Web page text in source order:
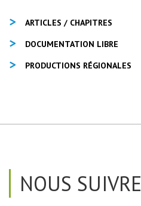
ARTICLES / CHAPITRES
DOCUMENTATION LIBRE
PRODUCTIONS RÉGIONALES
NOUS SUIVRE